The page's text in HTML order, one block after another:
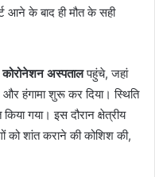
आने के बाद ही मौत के सही
कोरोनेशन अस्पतालपहुंचे, जहां
हंगामा शुरू कर दिया। स्थिति
गया। इस दौरान क्षेत्रीय
को शांत कराने की कोशिश की,